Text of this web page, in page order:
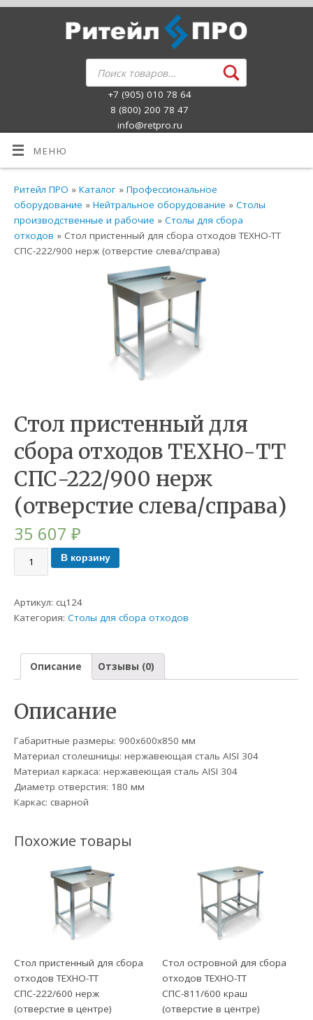
+7 (905) 010 78 64
8 (800) 200 78 47
info@retpro.ru
МЕНЮ
Ритейл ПРО »Каталог »Профессиональное
оборудование »Нейтральное оборудование »Столы
производственные и рабочие »Столы для сбора
отходов » Стол пристенный для сбора отходов ТЕХНО-ТТ
СПС-222/900 нерж (отверстие слева/справа)
Стол пристенный для
сбора отходов ТЕХНО-ТТ
СПС-222/900 нерж
(отверстие слева/справа)
35 607₽
В корзину
Артикул: сц124
Категория:Столы для сбора отходов
Описание Отзывы (0)
Описание
Габаритные размеры: 900х600х850 мм
Материал столешницы: нержавеющая сталь AISI 304
Материал каркаса: нержавеющая сталь AISI 304
Диаметр отверстия: 180 мм
Каркас: сварной
Похожие товары
Стол пристенный для сбора
отходов ТЕХНО-ТТ
СПС-222/600 нерж
(отверстие в центре)
Стол островной для сбора
отходов ТЕХНО-ТТ
СПС-811/600 краш
(отверстие в центре)